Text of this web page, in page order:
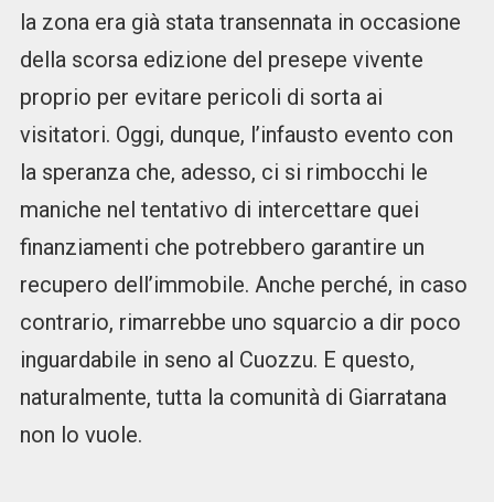
la zona era già stata transennata in occasione
della scorsa edizione del presepe vivente
proprio per evitare pericoli di sorta ai
visitatori. Oggi, dunque, l’infausto evento con
la speranza che, adesso, ci si rimbocchi le
maniche nel tentativo di intercettare quei
finanziamenti che potrebbero garantire un
recupero dell’immobile. Anche perché, in caso
contrario, rimarrebbe uno squarcio a dir poco
inguardabile in seno al Cuozzu. E questo,
naturalmente, tutta la comunità di Giarratana
non lo vuole.